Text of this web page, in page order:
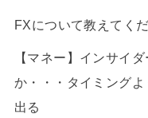
FXについて教えてく
【マネー】インサイ
か・・・タイミング
出る